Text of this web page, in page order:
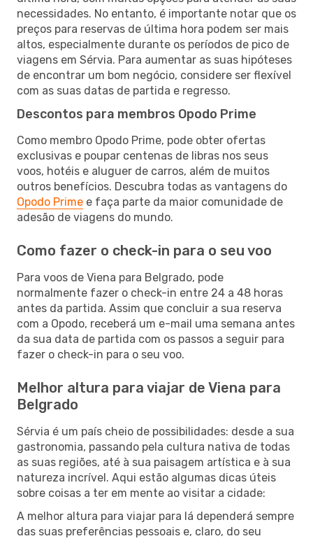
necessidades. No entanto, é importante notar que os
preços para reservas de última hora podem ser mais
altos, especialmente durante os períodos de pico de
viagens em Sérvia. Para aumentar as suas hipóteses
de encontrar um bom negócio, considere ser flexível
com as suas datas de partida e regresso.
Descontos para membros Opodo Prime
Como membro Opodo Prime, pode obter ofertas
exclusivas e poupar centenas de libras nos seus
voos, hotéis e aluguer de carros, além de muitos
outros benefícios. Descubra todas as vantagens do
Opodo Prime e faça parte da maior comunidade de
adesão de viagens do mundo.
Como fazer o check-in para o seu voo
Para voos de Viena para Belgrado, pode
normalmente fazer o check-in entre 24 a 48 horas
antes da partida. Assim que concluir a sua reserva
com a Opodo, receberá um e-mail uma semana antes
da sua data de partida com os passos a seguir para
fazer o check-in para o seu voo.
Melhor altura para viajar de Viena para
Belgrado
Sérvia é um país cheio de possibilidades: desde a sua
gastronomia, passando pela cultura nativa de todas
as suas regiões, até à sua paisagem artística e à sua
natureza incrível. Aqui estão algumas dicas úteis
sobre coisas a ter em mente ao visitar a cidade:
A melhor altura para viajar para lá dependerá sempre
das suas preferências pessoais e, claro, do seu